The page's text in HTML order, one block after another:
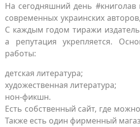
На сегодняшний день #книголав
современных украинских
С каждым годом тиражи
а репутация укрепляется.
работы:
детская литература;
художественная литература;
нон-фикшн.
Есть собственный сайт, где
Также есть один фирменный